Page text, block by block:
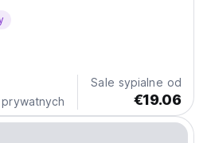
Sale sypialne od
€19.06